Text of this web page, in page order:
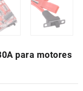
para motores